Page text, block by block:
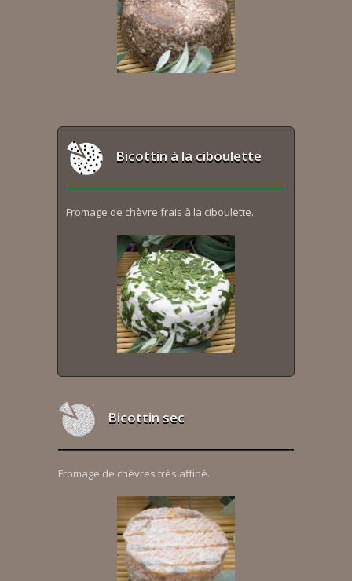
Bicottin à la ciboulette
Fromage de chèvre frais à la ciboulette.
Bicottin sec
Fromage de chèvres très affiné.